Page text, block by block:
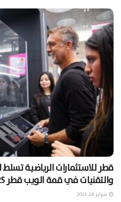
قطر للاستثمارات الرياضية
والتقنيات في قمة الويب قطر 2025
فبراير 28, 2025